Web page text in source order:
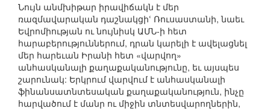
Նույն անմխիթար իրավիճակն է մեր
ռազմավարական դաշնակցիՙ Ռուսաստանի, նաեւ
Եվրոմիության ու նույնիսկ ԱՄՆ-ի հետ
հարաբերություններում, դրան կարելի է ավելացնել
մեր հարեւան Իրանի հետ «վարվող»
անհասկանալի քաղաքականությունը, եւ այսպես
շարունակ: Երկրում վարվում է անհասկանալի
ֆինանսատնտեսական քաղաքականություն, ինչը
հարվածում է մանր ու միջին տնտեսվարողներին,